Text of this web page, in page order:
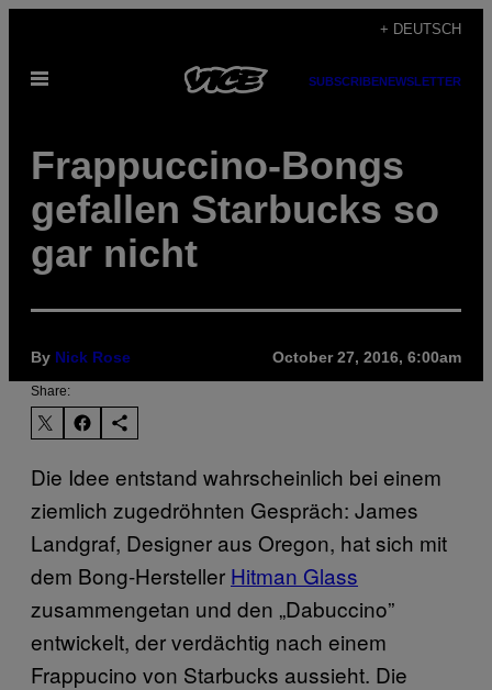
content
+ DEUTSCH
Open
SUBSCRIBENEWSLETTER
Frappuccino-Bongs
gefallen Starbucks so
gar nicht
By Nick Rose October 27, 2016, 6:00am
Share:
Die Idee entstand wahrscheinlich bei einem
ziemlich zugedröhnten Gespräch: James
Landgraf, Designer aus Oregon, hat sich mit
dem Bong-Hersteller Hitman Glass
zusammengetan und den „Dabuccino”
entwickelt, der verdächtig nach einem
Frappucino von Starbucks aussieht. Die